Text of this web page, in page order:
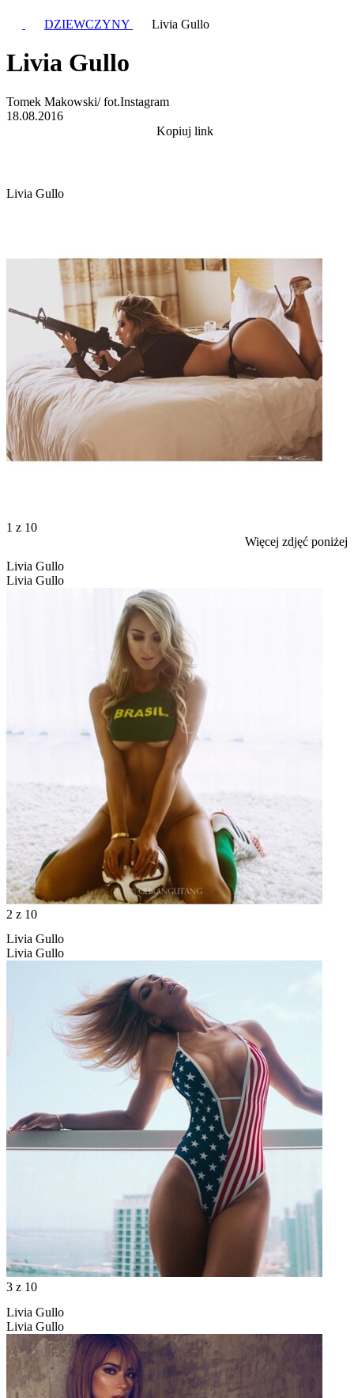
DZIEWCZYNY Livia Gullo
Livia Gullo
Tomek Makowski/ fot.Instagram
18.08.2016
Kopiuj link
Livia Gullo
1 z 10
Więcej zdjęć poniżej
Livia Gullo
Livia Gullo
2 z 10
Livia Gullo
Livia Gullo
3 z 10
Livia Gullo
Livia Gullo